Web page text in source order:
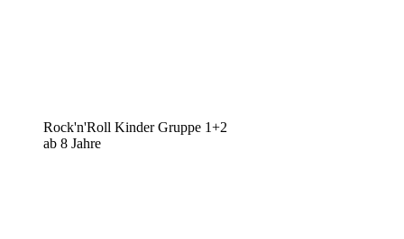
Rock'n'Roll Kinder Gruppe 1+2
ab 8 Jahre